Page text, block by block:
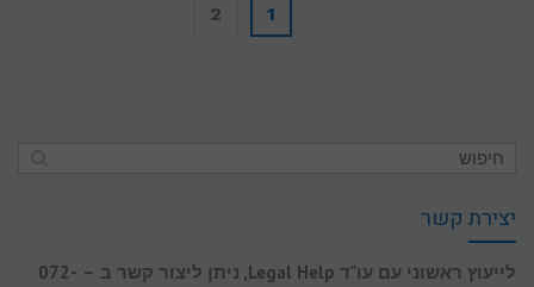
1
2
יצירת קשר
לייעוץ ראשוני עם עו"ד Legal Help, ניתן ליצור קשר ב – 072-